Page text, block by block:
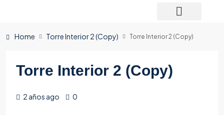
Home Torre Interior 2 (Copy) Torre Interior 2 (Copy)
Torre Interior 2 (Copy)
2 años ago 0